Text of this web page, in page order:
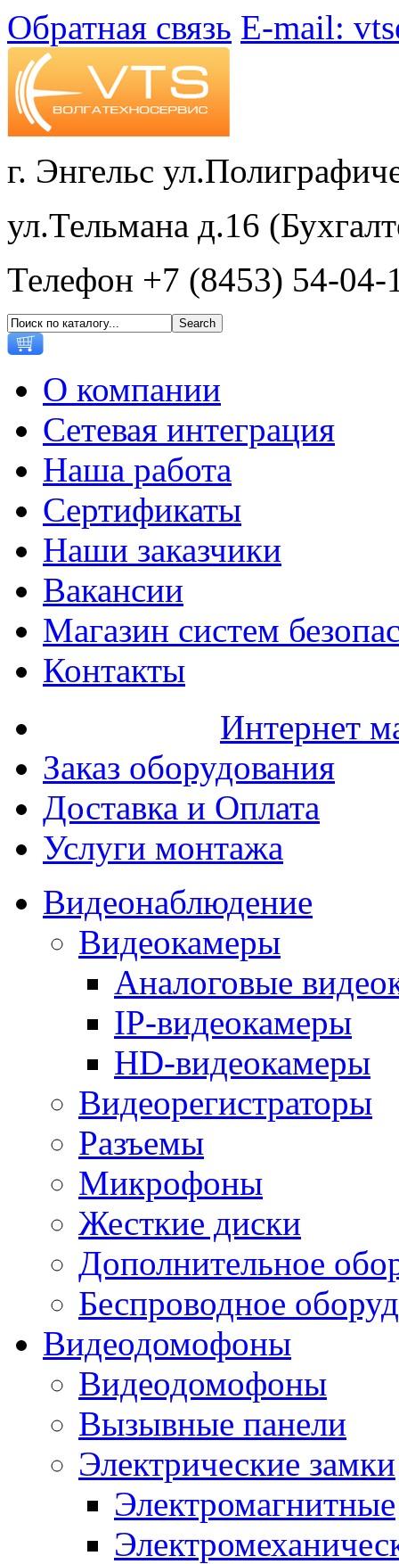
Обратная связь E-mail:
г. Энгельс
ул.Тельмана д.16
Телефон +7 (8453) 54-04-
О компании
Сетевая интеграция
Наша работа
Сертификаты
Наши заказчики
Вакансии
Магазин систем
Контакты
Интернет
Заказ оборудования
Доставка и Оплата
Услуги монтажа
Видеонаблюдение
Видеокамеры
Аналоговые
IP-видеокамеры
HD-видеокамеры
Видеорегистраторы
Разъемы
Микрофоны
Жесткие диски
Дополнительное
Беспроводное
Видеодомофоны
Видеодомофоны
Вызывные панели
Электрические замки
Электромагнитные